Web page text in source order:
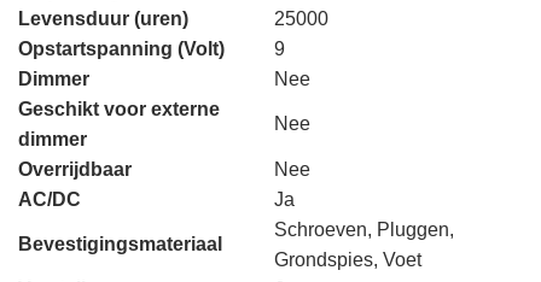
Levensduur (uren)
25000
Opstartspanning (Volt)
9
Dimmer
Nee
Geschikt voor externe
dimmer
Nee
Overrijdbaar
Nee
AC/DC
Ja
Bevestigingsmateriaal
Schroeven, Pluggen,
Grondspies, Voet